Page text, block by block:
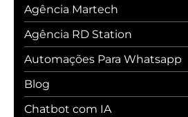
Agência Martech
Agência RD Station
Automações Para Whatsapp
Blog
Chatbot com IA